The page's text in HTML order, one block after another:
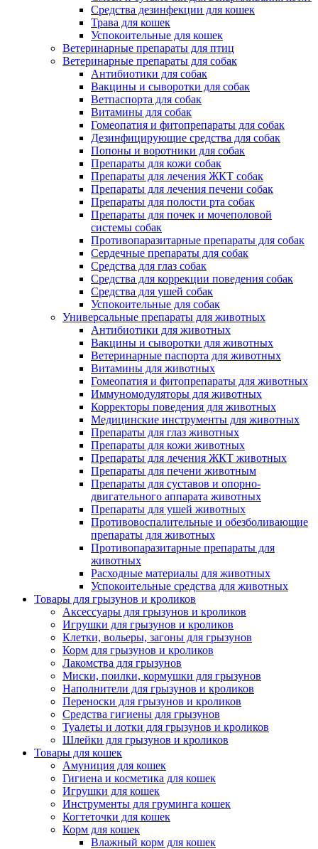
Средства дезинфекции для кошек
Трава для кошек
Успокоительные для кошек
Ветеринарные препараты для птиц
Ветеринарные препараты для собак
Антибиотики для собак
Вакцины и сыворотки для собак
Ветпаспорта для собак
Витамины для собак
Гомеопатия и фитопрепараты для собак
Дезинфицирующие средства для собак
Попоны и воротники для собак
Препараты для кожи собак
Препараты для лечения ЖКТ собак
Препараты для лечения печени собак
Препараты для полости рта собак
Препараты для почек и мочеполовой
системы собак
Противопаразитарные препараты для собак
Сердечные препараты для собак
Средства для глаз собак
Средства для коррекции поведения собак
Средства для ушей собак
Успокоительные для собак
Универсальные препараты для животных
Антибиотики для животных
Вакцины и сыворотки для животных
Ветеринарные паспорта для животных
Витамины для животных
Гомеопатия и фитопрепараты для животных
Иммуномодуляторы для животных
Корректоры поведения для животных
Медицинские инструменты для животных
Препараты для глаз животных
Препараты для кожи животных
Препараты для лечения ЖКТ животных
Препараты для печени животным
Препараты для суставов и опорно-
двигательного аппарата животных
Препараты для ушей животных
Противовоспалительные и обезболивающие
препараты для животных
Противопаразитарные препараты для
животных
Расходные материалы для животных
Успокоительные средства для животных
Товары для грызунов и кроликов
Аксессуары для грызунов и кроликов
Игрушки для грызунов и кроликов
Клетки, вольеры, загоны для грызунов
Корм для грызунов и кроликов
Лакомства для грызунов
Миски, поилки, кормушки для грызунов
Наполнители для грызунов и кроликов
Переноски для грызунов и кроликов
Средства гигиены для грызунов
Туалеты и лотки для грызунов и кроликов
Шлейки для грызунов и кроликов
Товары для кошек
Амуниция для кошек
Гигиена и косметика для кошек
Игрушки для кошек
Инструменты для груминга кошек
Когтеточки для кошек
Корм для кошек
Влажный корм для кошек